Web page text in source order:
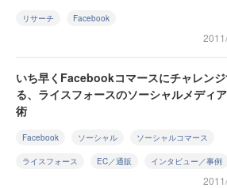
リサーチ Facebook
いち早くFacebookコマースにチャレン
る、ライスフォースのソーシャルメディ
術
Facebook ソーシャル ソーシャルコマース
ライスフォース EC／通販 インタビュー／事例